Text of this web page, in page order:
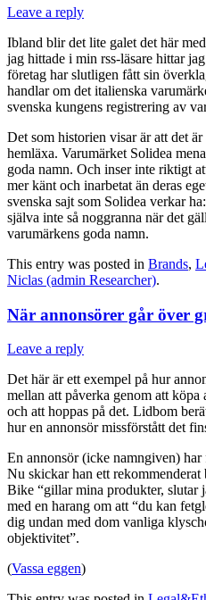
Leave a reply
Ibland blir det lite galet det här
jag hittade i min rss-läsare hittar
företag har slutligen fått sin
handlar om det italienska
svenska kungens registrering av
Det som historien visar är att det
hemläxa. Varumärket Solidea
goda namn. Och inser inte riktigt
mer känt och inarbetat än deras
svenska sajt som Solidea verkar ha:
själva inte så noggranna när det
varumärkens goda namn.
This entry was posted in Brands,
Niclas (admin Researcher).
När annonsörer går över
Leave a reply
Det här är ett exempel på hur
mellan att påverka genom att
och att hoppas på det. Lidbom
hur en annonsör missförstått det
En annonsör (icke namngiven)
Nu skickar han ett
Bike “gillar mina produkter, slutar
med en harang om att “du kan
dig undan med dom vanliga
objektivitet”.
(Vassa eggen)